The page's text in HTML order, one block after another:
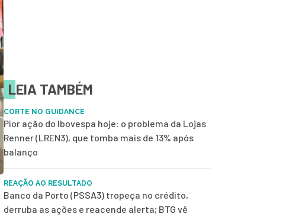
LEIA TAMBÉM
CORTE NO GUIDANCE
Pior ação do Ibovespa hoje: o problema da Lojas
Renner (LREN3), que tomba mais de 13% após
balanço
REAÇÃO AO RESULTADO
Banco da Porto (PSSA3) tropeça no crédito,
derruba as ações e reacende alerta; BTG vê